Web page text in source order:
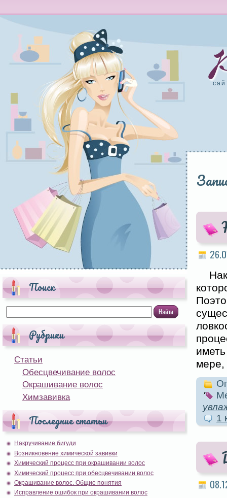
Поиск
Рубрики
Статьи
Обесцвечивание волос
Окрашивание волос
Химзавивка
Последние статьи
Накручивание бигуди
Возникновение химической завивки
Химический процесс при окрашивании волос
Химический процесс при обесцвечивании волос
Окрашивание волос. Общие понятия
Исправление ошибок при окрашивании волос
мере,
1